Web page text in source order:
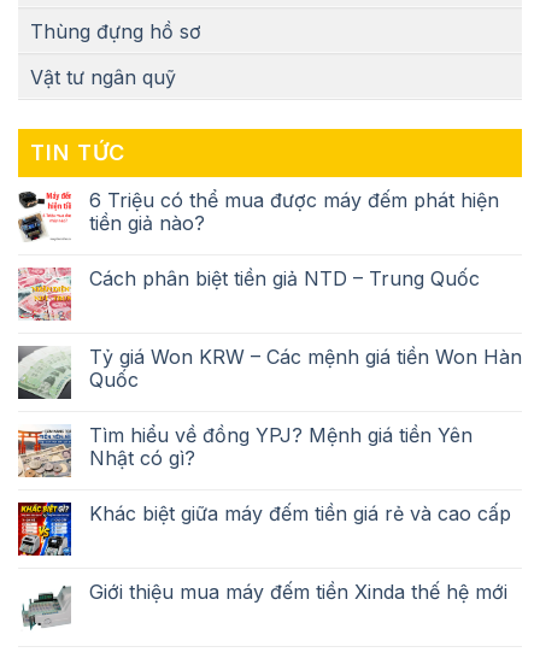
Thùng đựng hồ sơ
Vật tư ngân quỹ
TIN TỨC
6 Triệu có thể mua được máy đếm phát hiện
tiền giả nào?
Cách phân biệt tiền giả NTD – Trung Quốc
Tỷ giá Won KRW – Các mệnh giá tiền Won Hàn
Quốc
Tìm hiểu về đồng YPJ? Mệnh giá tiền Yên
Nhật có gì?
Khác biệt giữa máy đếm tiền giá rẻ và cao cấp
Giới thiệu mua máy đếm tiền Xinda thế hệ mới